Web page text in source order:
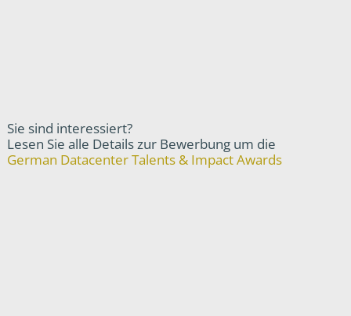
Sie sind interessiert?
Lesen Sie alle Details zur Bewerbung um die
German Datacenter Talents & Impact Awards